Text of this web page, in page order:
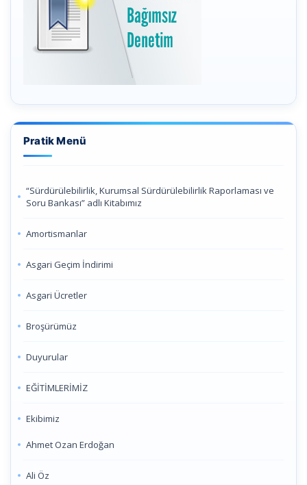
Pratik Menü
“Sürdürülebilirlik, Kurumsal Sürdürülebilirlik Raporlaması ve
Soru Bankası” adlı Kitabımız
Amortismanlar
Asgari Geçim İndirimi
Asgari Ücretler
Broşürümüz
Duyurular
EĞİTİMLERİMİZ
Ekibimiz
Ahmet Ozan Erdoğan
Ali Öz